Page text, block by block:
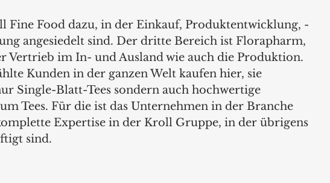
Fine Food dazu, in der Einkauf, Produktentwicklung, -
angesiedelt sind. Der dritte Bereich ist Florapharm,
Vertrieb im In- und Ausland wie auch die Produktion.
Kunden in der ganzen Welt kaufen hier, sie
Single-Blatt-Tees sondern auch hochwertige
Tees. Für die ist das Unternehmen in der Branche
Expertise in der Kroll Gruppe, in der übrigens
sind.